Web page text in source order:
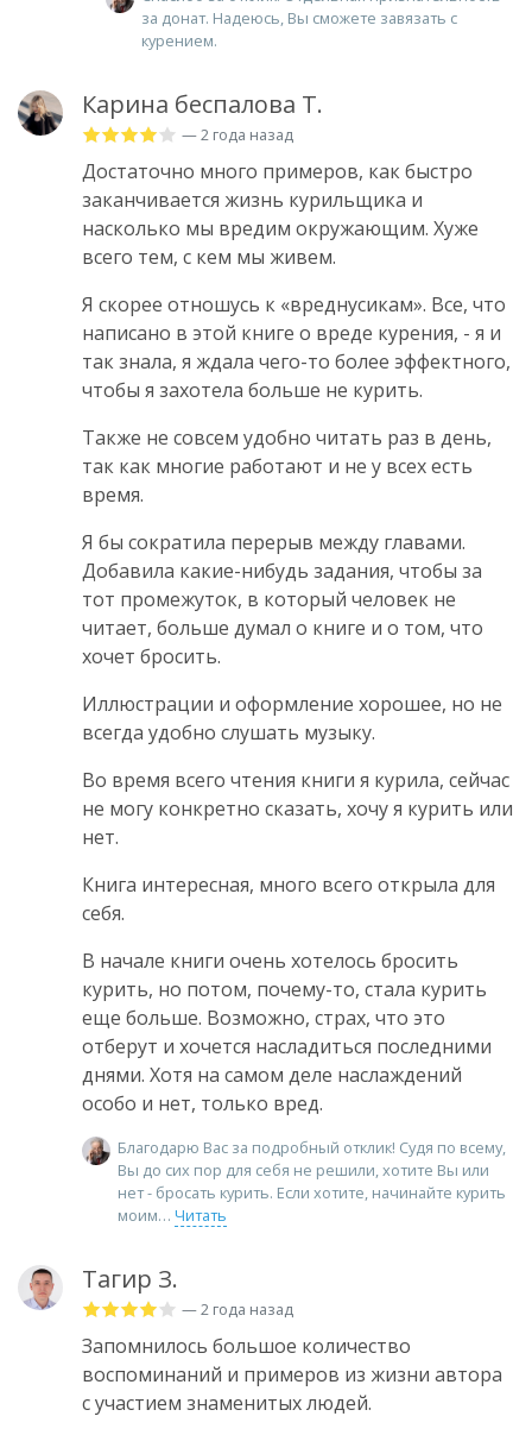
за донат. Надеюсь, Вы сможете завязать с
курением.
Карина беспалова T.
— 2 года назад
Достаточно много примеров, как быстро
заканчивается жизнь курильщика и
насколько мы вредим окружающим. Хуже
всего тем, с кем мы живем.
Я скорее отношусь к «вреднусикам». Все, что
написано в этой книге о вреде курения, - я и
так знала, я ждала чего-то более эффектного,
чтобы я захотела больше не курить.
Также не совсем удобно читать раз в день,
так как многие работают и не у всех есть
время.
Я бы сократила перерыв между главами.
Добавила какие-нибудь задания, чтобы за
тот промежуток, в который человек не
читает, больше думал о книге и о том, что
хочет бросить.
Иллюстрации и оформление хорошее, но не
всегда удобно слушать музыку.
Во время всего чтения книги я курила, сейчас
не могу конкретно сказать, хочу я курить или
нет.
Книга интересная, много всего открыла для
себя.
В начале книги очень хотелось бросить
курить, но потом, почему-то, стала курить
еще больше. Возможно, страх, что это
отберут и хочется насладиться последними
днями. Хотя на самом деле наслаждений
особо и нет, только вред.
Благодарю Вас за подробный отклик! Судя по всему,
Вы до сих пор для себя не решили, хотите Вы или
нет - бросать курить. Если хотите, начинайте курить
моим
Читать
Тагир З.
— 2 года назад
Запомнилось большое количество
воспоминаний и примеров из жизни автора
с участием знаменитых людей.